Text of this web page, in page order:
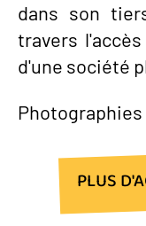
dans son
travers
d'une société
PLUS